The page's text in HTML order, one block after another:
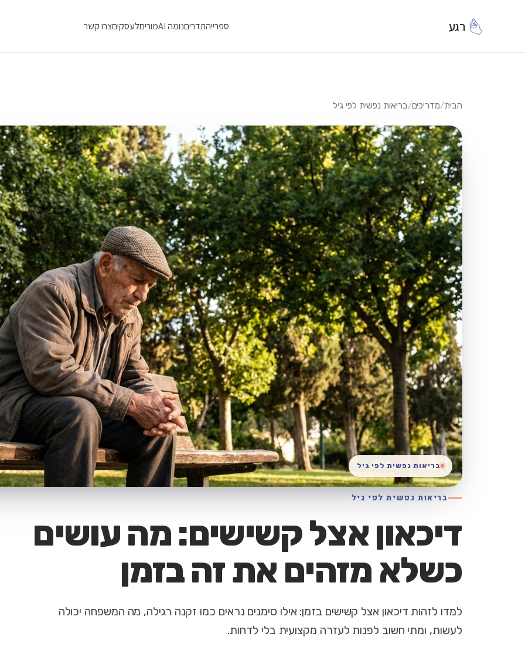
רגע ספרייהתדריםנומה AI מוריםלעסקיםצרו קשר
הבית/מדריכים/בריאות נפשית לפי גיל
בריאות נפשית לפי גיל
דיכאון אצל קשישים: מה עושים
כשלא מזהים את זה בזמן
למדו לזהות דיכאון אצל קשישים בזמן: אילו סימנים נראים כמו זקנה רגילה, מה המשפחה יכולה
לעשות, ומתי חשוב לפנות לעזרה מקצועית בלי לדחות.
בריאות נפשית לפי גיל